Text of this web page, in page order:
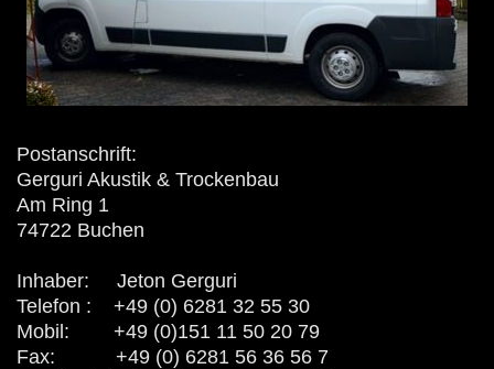
Postanschrift:
Gerguri Akustik & Trockenbau
Am Ring 1
74722 Buchen
Inhaber: Jeton Gerguri
Telefon : +49 (0) 6281 32 55 30
Mobil: +49 (0)151 11 50 20 79
Fax: +49 (0) 6281 56 36 56 7